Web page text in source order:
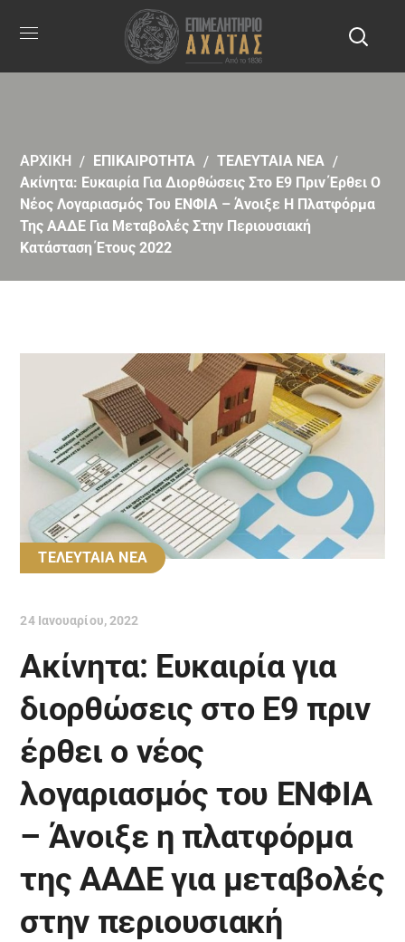
ΑΡΧΙΚΗ ΕΠΙΚΑΙΡΟΤΗΤΑ
ΤΕΛΕΥΤΑΙΑ ΝΕΑ
Ακίνητα: Ευκαιρία Για Διορθώσεις Στο Ε9 Πριν Έρθει Ο
Νέος Λογαριασμός Του ΕΝΦΙΑ – Άνοιξε Η Πλατφόρμα
Της ΑΑΔΕ Για Μεταβολές Στην Περιουσιακή
Κατάσταση Έτους 2022
ΤΕΛΕΥΤΑΙΑ ΝΕΑ
24 Ιανουαρίου, 2022
Ακίνητα: Ευκαιρία για
διορθώσεις στο Ε9 πριν
έρθει ο νέος
λογαριασμός του ΕΝΦΙΑ
– Άνοιξε η πλατφόρμα
της ΑΑΔΕ για μεταβολές
στην περιουσιακή